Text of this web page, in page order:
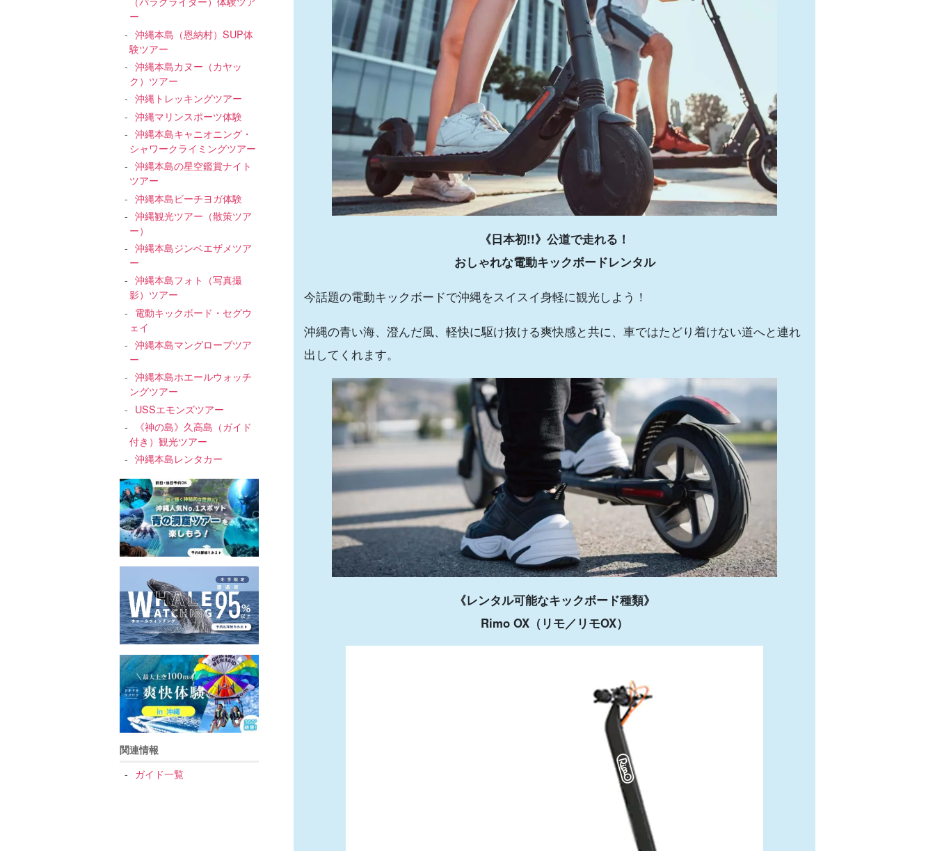
ー
沖縄本島（恩納村）SUP体
験ツアー
沖縄本島カヌー（カヤッ
ク）ツアー
沖縄トレッキングツアー
沖縄マリンスポーツ体験
沖縄本島キャニオニング・
シャワークライミングツアー
沖縄本島の星空鑑賞ナイト
ツアー
沖縄本島ビーチヨガ体験
沖縄観光ツアー（散策ツア
ー）
沖縄本島ジンベエザメツア
ー
沖縄本島フォト（写真撮
影）ツアー
電動キックボード・セグウ
ェイ
沖縄本島マングローブツア
ー
沖縄本島ホエールウォッチ
ングツアー
USSエモンズツアー
《神の島》久高島（ガイド
付き）観光ツアー
沖縄本島レンタカー
関連情報
ガイド一覧
《日本初!!》公道で走れる！
おしゃれな電動キックボードレンタル
今話題の電動キックボードで沖縄をスイスイ身軽に観光しよう！
沖縄の青い海、澄んだ風、軽快に駆け抜ける爽快感と共に、車ではたどり着けない道へと連れ
出してくれます。
《レンタル可能なキックボード種類》
Rimo OX（リモ／リモOX）